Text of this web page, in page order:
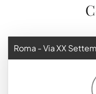
Roma - Via XX